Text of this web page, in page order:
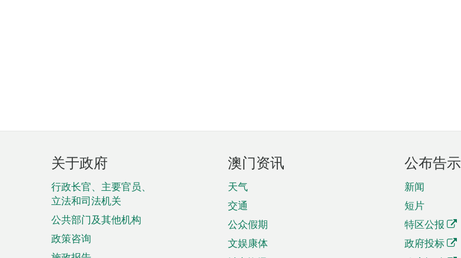
页
脚
菜
单
关于政府
行政长官、主要官员、
立法和司法机关
公共部门及其他机构
政策咨询
澳门资讯
天气
交通
公众假期
文娱康体
公布告示
新闻
短片
特区公报
政府投标